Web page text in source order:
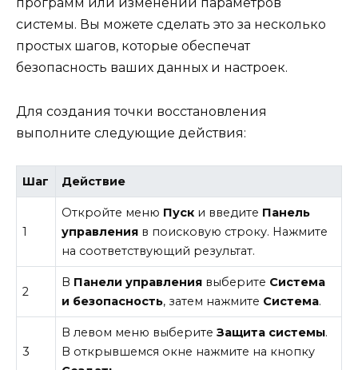
программ или изменении параметров
системы. Вы можете сделать это за несколько
простых шагов, которые обеспечат
безопасность ваших данных и настроек.
Для создания точки восстановления
выполните следующие действия:
Шаг Действие
1
Откройте меню Пуск и введите Панель
управления в поисковую строку. Нажмите
на соответствующий результат.
2
В Панели управления выберите Система
и безопасность, затем нажмите Система.
3
В левом меню выберитеЗащита системы.
В открывшемся окне нажмите на кнопку